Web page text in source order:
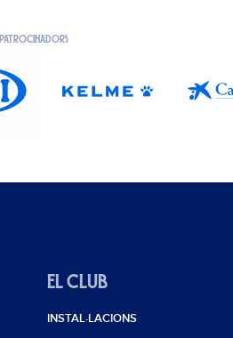
PATROCINADORS
EL CLUB
INSTAL·LACIONS